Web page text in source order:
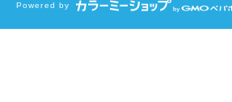
Powered by